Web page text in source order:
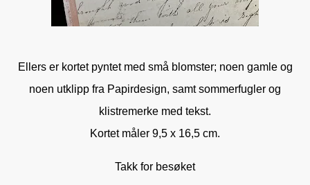
Ellers er kortet pyntet med små blomster; noen gamle og
noen utklipp fra Papirdesign, samt sommerfugler og
klistremerke med tekst.
Kortet måler 9,5 x 16,5 cm.
Takk for besøket